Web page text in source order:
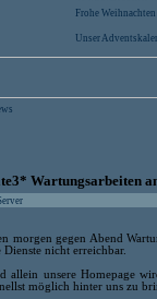
Frohe
Unser
Wartungsarbeiten
morgen gegen Abend
Dienste nicht erreichbar.
allein unsere Homepage
möglich hinter uns zu